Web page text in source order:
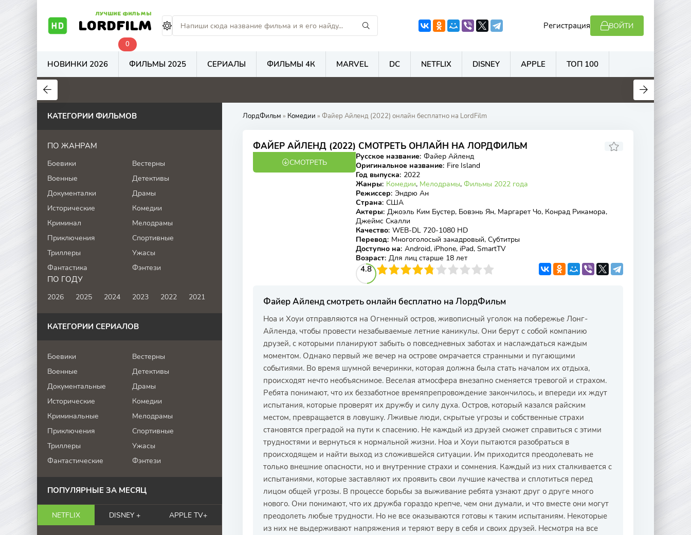
LORDFILM
ЛУЧШИЕ ФИЛЬМЫ
Регистрация ВОЙТИ
НОВИНКИ 2026
0
ФИЛЬМЫ 2025 СЕРИАЛЫ ФИЛЬМЫ 4К MARVEL DC NETFLIX DISNEY APPLE ТОП 100
5.8
ЛордФильм » Комедии » Файер Айленд (2022) онлайн бесплатно на LordFilm
ФАЙЕР АЙЛЕНД (2022) СМОТРЕТЬ ОНЛАЙН НА ЛОРДФИЛЬМ
6.6 6.7
СМОТРЕТЬ
Русское название: Файер Айленд
Оригинальное название: Fire Island
Год выпуска: 2022
Жанры: Комедии, Мелодрамы, Фильмы 2022 года
Режиссер: Эндрю Ан
Страна: США
Актеры: Джоэль Ким Бустер, Бовэнь Ян, Маргарет Чо, Конрад Рикамора,
Джеймс Скалли
Качество: WEB-DL 720-1080 HD
Перевод: Многоголосый закадровый, Субтитры
Доступно на: Android, iPhone, iPad, SmartTV
Возраст: Для лиц старше 18 лет
4.8
4 5 6 7 8 9 10
Файер Айленд смотреть онлайн бесплатно на ЛордФильм
Ноа и Хоуи отправляются на Огненный остров, живописный уголок на побережье Лонг-
Айленда, чтобы провести незабываемые летние каникулы. Они берут с собой компанию
друзей, с которыми планируют забыть о повседневных заботах и наслаждаться каждым
моментом. Однако первый же вечер на острове омрачается странными и пугающими
событиями. Во время шумной вечеринки, которая должна была стать началом их отдыха,
происходят нечто необъяснимое. Веселая атмосфера внезапно сменяется тревогой и страхом.
Ребята понимают, что их беззаботное времяпрепровождение закончилось, и впереди их ждут
испытания, которые проверят их дружбу и силу духа. Остров, который казался райским
местом, превращается в ловушку. Лживые люди, скрытые угрозы и собственные страхи
становятся преградой на пути к спасению. Не каждый из друзей сможет справиться с этими
трудностями и вернуться к нормальной жизни. Ноа и Хоуи пытаются разобраться в
происходящем и найти выход из сложившейся ситуации. Им приходится преодолевать не
только внешние опасности, но и внутренние страхи и сомнения. Каждый из них сталкивается с
испытаниями, которые заставляют их проявить свои лучшие качества и сплотиться перед
лицом общей угрозы. В процессе борьбы за выживание ребята узнают друг о друге много
нового. Они понимают, что их дружба гораздо крепче, чем они думали, и что вместе они могут
преодолеть любые трудности. Но не все оказываются готовы к таким испытаниям. Некоторые
из них не выдерживают напряжения и теряют веру в себя и своих друзей. Несмотря на все
КАТЕГОРИИ ФИЛЬМОВ
ПО ЖАНРАМ
Боевики
Вестерны
Военные
Детективы
Документалки
Драмы
Исторические
Комедии
Криминал
Мелодрамы
Приключения
Спортивные
Триллеры
Ужасы
Фантастика
Фэнтези
ПО ГОДУ
2026 2025 2024 2023 2022 2021
КАТЕГОРИИ СЕРИАЛОВ
Боевики
Вестерны
Военные
Детективы
Документальные
Драмы
Исторические
Комедии
Криминальные
Мелодрамы
Приключения
Спортивные
Триллеры
Ужасы
Фантастические
Фэнтези
ПОПУЛЯРНЫЕ ЗА МЕСЯЦ
NETFLIX DISNEY + APPLE TV+